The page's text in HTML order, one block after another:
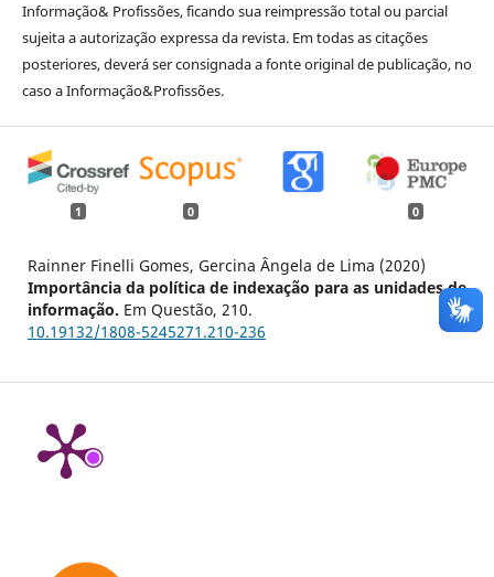
Informação& Profissões, ficando sua reimpressão total ou parcial
sujeita a autorização expressa da revista. Em todas as citações
posteriores, deverá ser consignada a fonte original de publicação, no
caso a Informação&Profissões.
1 0 0
Rainner Finelli Gomes, Gercina Ângela de Lima (2020)
Importância da política de indexação para as unidades de
informação. Em Questão, 210.
10.19132/1808-5245271.210-236